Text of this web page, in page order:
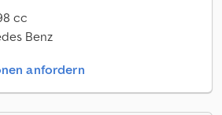
cc
Benz
anfordern